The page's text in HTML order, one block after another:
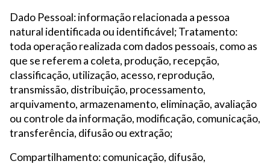
Dado Pessoal: informação relacionada a pessoa
natural identificada ou identificável; Tratamento:
toda operação realizada com dados pessoais, como as
que se referem a coleta, produção, recepção,
classificação, utilização, acesso, reprodução,
transmissão, distribuição, processamento,
arquivamento, armazenamento, eliminação, avaliação
ou controle da informação, modificação, comunicação,
transferência, difusão ou extração;
Compartilhamento: comunicação, difusão,